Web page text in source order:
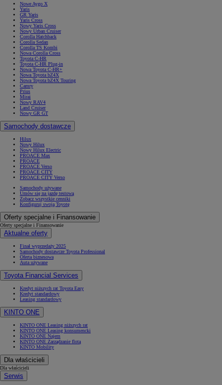
Nowe Aygo X
Yaris
GR Yaris
Yaris Cross
Nowy Yaris Cross
Nowy Urban Cruiser
Corolla Hatchback
Corolla Sedan
Corolla TS Kombi
Nowa Corolla Cross
Toyota C-HR
Toyota C-HR Plug-in
Nowa Toyota C-HR+
Nowa Toyota bZ4X
Nowa Toyota bZ4X Touring
Camry
Prius
Mirai
Nowy RAV4
Land Cruiser
Nowy GR GT
Samochody dostawcze
Hilux
Nowy Hilux
Nowy Hilux Electric
PROACE Max
PROACE
PROACE Verso
PROACE CITY
PROACE CITY Verso
Samochody używane
Umów się na jazdę testową
Zobacz wszystkie cenniki
Konfiguruj swoją Toyotę
Oferty specjalne i Finansowanie
Oferty specjalne i Finansowanie
Aktualne oferty
Finał wyprzedaży 2025
Samochody dostawcze Toyota Professional
Oferta biznesowa
Auta używane
Toyota Financial Services
Kredyt niższych rat Toyota Easy
Kredyt standardowy
Leasing standardowy
KINTO ONE
KINTO ONE Leasing niższych rat
KINTO ONE Leasing konsumencki
KINTO ONE Najem
KINTO ONE Zarządzanie flotą
KINTO Mobility
Dla właścicieli
Dla właścicieli
Serwis